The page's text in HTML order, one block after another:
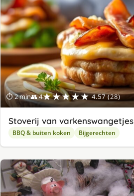
⏱ 2 min👥 4★★★★★ 4.57 (28)
Stoverij van varkenswangetjes
BBQ & buiten koken Bijgerechten